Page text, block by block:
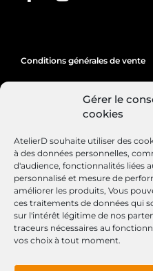
Gérer le
cookies
AtelierD souhaite utiliser des
à des données personnelles,
d'audience, fonctionnalités liées
personnalisé et mesure de
améliorer les produits, Vous
ces traitements de données qui
sur l'intérêt légitime de nos
traceurs nécessaires au
vos choix à tout moment.
Conditions générales de vente
Site réalisé par